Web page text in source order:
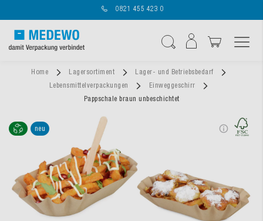
0821 455 423 0
Home Lagersortiment
Lager- und Betriebsbedarf
Lebensmittelverpackungen
Einweggeschirr
Pappschale braun unbeschichtet
neu